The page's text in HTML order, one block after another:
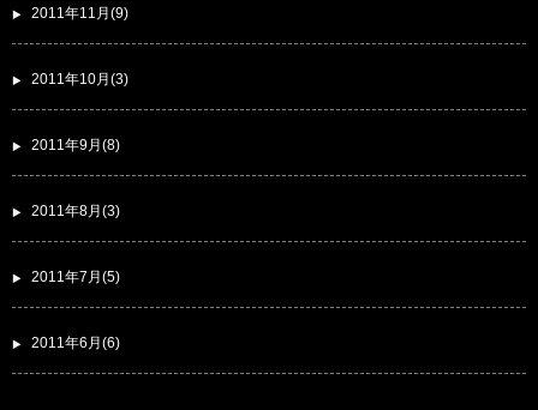
2011年11月(9)
2011年10月(3)
2011年9月(8)
2011年8月(3)
2011年7月(5)
2011年6月(6)